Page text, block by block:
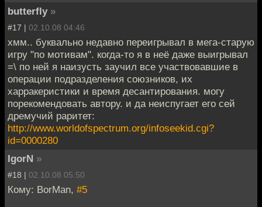
butterfly »
#17 | 02.10.08 04:46
хмм.. буквально недавно переигрывал в мега-старую
игру "по мотивам". когда-то я в неё даже выигрывал
=\ по ней я наизусть заучил все участвовавшие в
операции подразделения союзников, их
харракеристики и время десантирования. могу
порекомендовать автору. и да неиспугает его сей
дремучий раритет:
http://www.worldofspectrum.org/infoseekid.cgi?
id=0000280
IgorN »
#18 | 02.10.08 05:50
Кому: BorMan, #5